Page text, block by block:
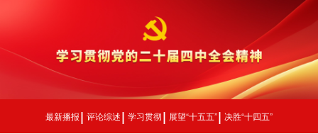
最新播报 评论综述 学习贯彻 展望“十五五” 决胜“十四五”